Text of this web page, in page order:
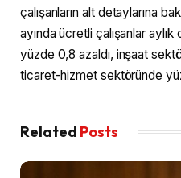
çalışanların alt detaylarına
ayında ücretli çalışanlar
yüzde 0,8 azaldı, inşaat
ticaret-hizmet sektöründe
Related Posts